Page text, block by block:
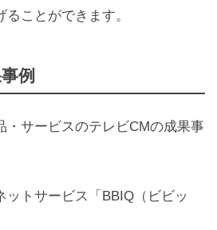
ことができます。
例
・サービスのテレビCMの成果事
ットサービス「BBIQ（ビビッ